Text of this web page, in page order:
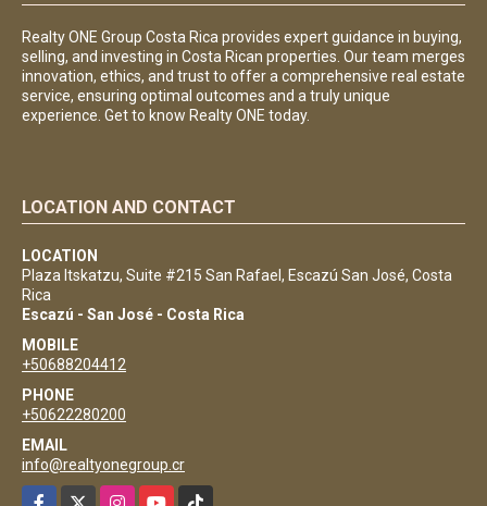
Realty ONE Group Costa Rica provides expert guidance in buying,
selling, and investing in Costa Rican properties. Our team merges
innovation, ethics, and trust to offer a comprehensive real estate
service, ensuring optimal outcomes and a truly unique
experience. Get to know Realty ONE today.
LOCATION AND CONTACT
LOCATION
Plaza Itskatzu, Suite #215 San Rafael, Escazú San José, Costa
Rica
Escazú - San José - Costa Rica
MOBILE
+50688204412
PHONE
+50622280200
EMAIL
info@realtyonegroup.cr
Facebook
InstagramYouTubeTikTok